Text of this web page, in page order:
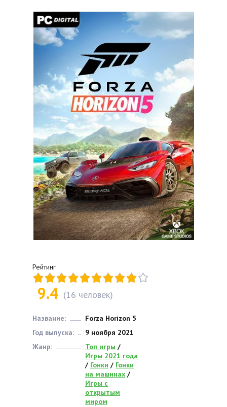
Рейтинг
9.4 (16 человек)
Название:
Forza Horizon 5
Год выпуска:
9 ноября 2021
Жанр:
Топ игры /
Игры 2021 года
/ Гонки / Гонки
на машинах /
Игры с
открытым
миром